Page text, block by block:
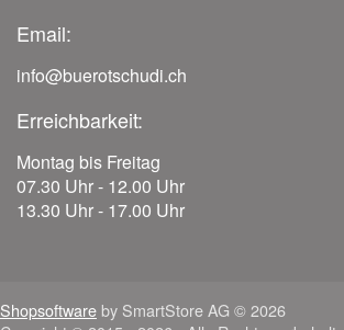
Email:
info@buerotschudi.ch
Erreichbarkeit:
Montag bis Freitag
07.30 Uhr - 12.00 Uhr
13.30 Uhr - 17.00 Uhr
Shopsoftware by SmartStore AG © 2026